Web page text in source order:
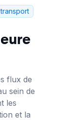
flux de
sein de
les
et la